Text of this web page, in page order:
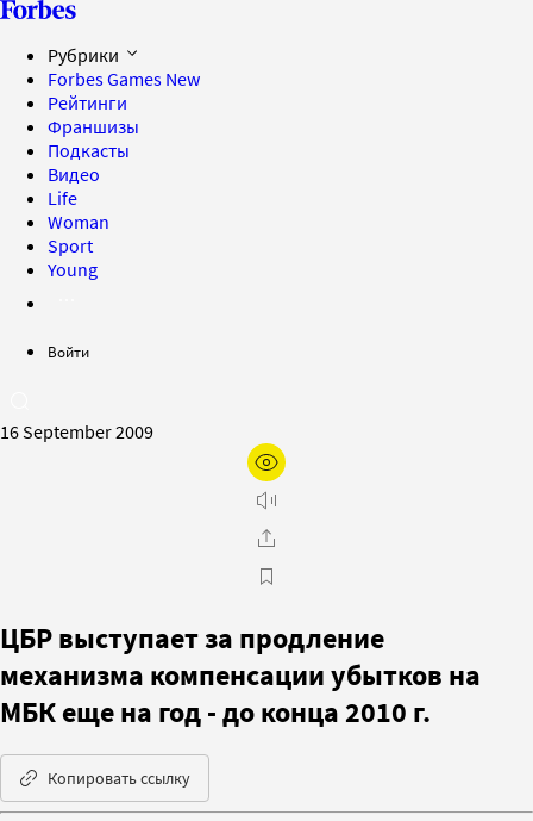
Рубрики
Forbes Games New
Рейтинги
Франшизы
Подкасты
Видео
Life
Woman
Sport
Young
Войти
16 September 2009
ЦБР выступает за продление
механизма компенсации убытков на
МБК еще на год - до конца 2010 г.
Копировать ссылку